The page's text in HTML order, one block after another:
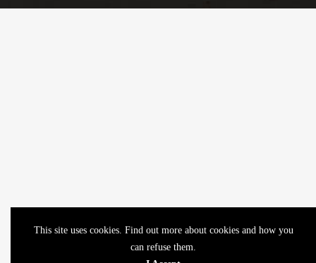
This site uses cookies. Find out more about cookies and how you
can refuse them.